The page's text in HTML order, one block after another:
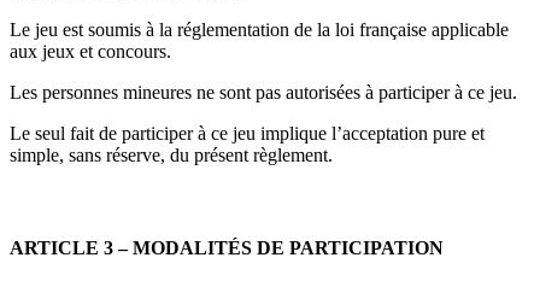
Le jeu est soumis à la réglementation de la loi française applicable
aux jeux et concours.
Les personnes mineures ne sont pas autorisées à participer à ce jeu.
Le seul fait de participer à ce jeu implique l’acceptation pure et
simple, sans réserve, du présent règlement.
ARTICLE 3 – MODALITÉS DE PARTICIPATION